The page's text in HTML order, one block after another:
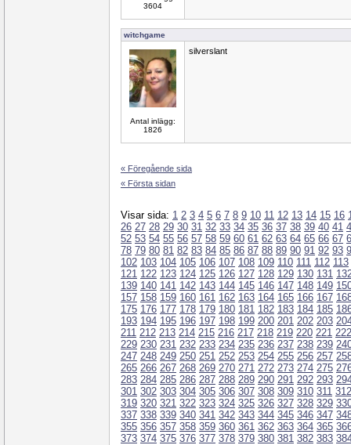
3604
witchgame
Antal inlägg:
1826
silverslant
« Föregående sida
« Första sidan
Visar sida: 1 2 3 4 5 6 7 8 9 10 11 12 13 14 15 16
26 27 28 29 30 31 32 33 34 35 36 37 38 39 40 41
52 53 54 55 56 57 58 59 60 61 62 63 64 65 66 67
78 79 80 81 82 83 84 85 86 87 88 89 90 91 92 93
102 103 104 105 106 107 108 109 110 111 112 113
121 122 123 124 125 126 127 128 129 130 131
139 140 141 142 143 144 145 146 147 148 149
157 158 159 160 161 162 163 164 165 166 167
175 176 177 178 179 180 181 182 183 184 185
193 194 195 196 197 198 199 200 201 202 203
211 212 213 214 215 216 217 218 219 220 221 222
229 230 231 232 233 234 235 236 237 238 239
247 248 249 250 251 252 253 254 255 256 257
265 266 267 268 269 270 271 272 273 274 275
283 284 285 286 287 288 289 290 291 292 293
301 302 303 304 305 306 307 308 309 310 311 312
319 320 321 322 323 324 325 326 327 328 329
337 338 339 340 341 342 343 344 345 346 347
355 356 357 358 359 360 361 362 363 364 365
373 374 375 376 377 378 379 380 381 382 383